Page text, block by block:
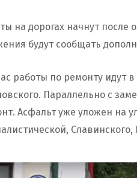
на дорогах начнут
будут сообщать
работы по ремонту идут
Параллельно с
Асфальт уже уложен на